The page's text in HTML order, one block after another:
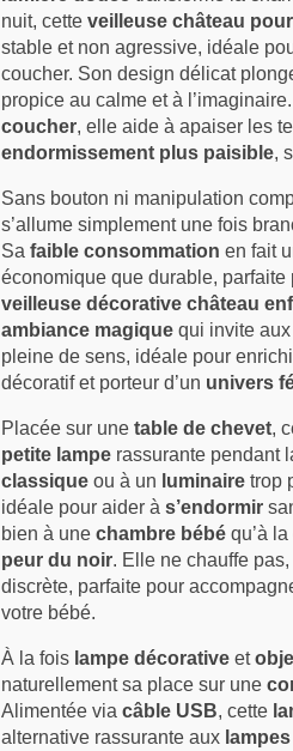
nuit, cette veilleuse château
stable et non agressive, idéale
coucher. Son design délicat
propice au calme et à
coucher, elle aide à apaiser les
endormissement plus paisible,
Sans bouton ni manipulation
s’allume simplement une fois
Sa faible consommation en fait
économique que durable,
veilleuse décorative château
ambiance magique qui invite
pleine de sens, idéale pour
décoratif et porteur d’un univers
Placée sur une table de chevet,
petite lampe rassurante pendant
classique ou à un luminaire trop
idéale pour aider à s’endormir
bien à une chambre bébé qu’à la
peur du noir. Elle ne chauffe
discrète, parfaite pour
votre bébé.
À la fois lampe décorative et
naturellement sa place sur une
Alimentée via câble USB, cette
alternative rassurante aux